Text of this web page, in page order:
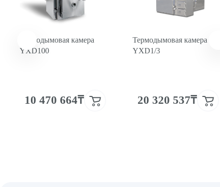
Термодымовая камера
YXD100
10 470 664₸
Термодымовая камера
YXD1/3
20 320 537₸